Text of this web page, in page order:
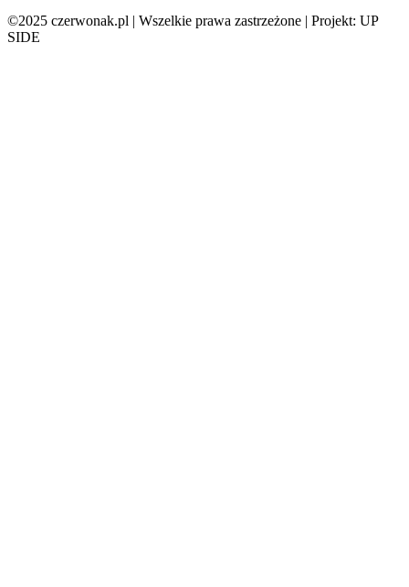
©2025 czerwonak.pl | Wszelkie prawa zastrzeżone | Projekt: UP
SIDE